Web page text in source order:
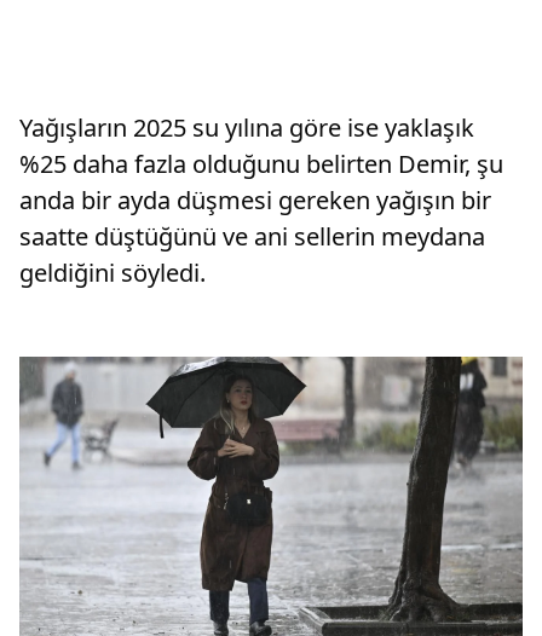
Yağışların 2025 su yılına göre ise yaklaşık
%25 daha fazla olduğunu belirten Demir, şu
anda bir ayda düşmesi gereken yağışın bir
saatte düştüğünü ve ani sellerin meydana
geldiğini söyledi.